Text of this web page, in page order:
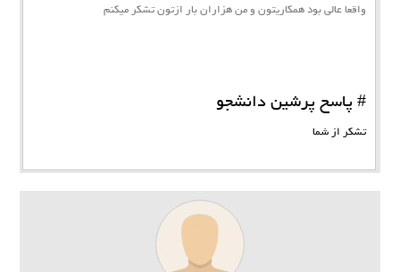
واقعا عالی بود همکاریتون و من هزاران بار ازتون تشکر میکنم
# پاسخ پرشین دانشجو
تشکر از شما